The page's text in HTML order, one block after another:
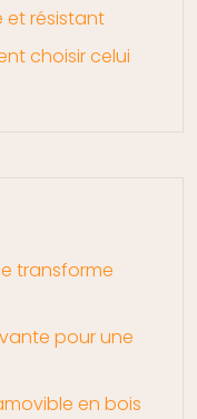
et résistant
choisir celui
transforme
pour une
en bois